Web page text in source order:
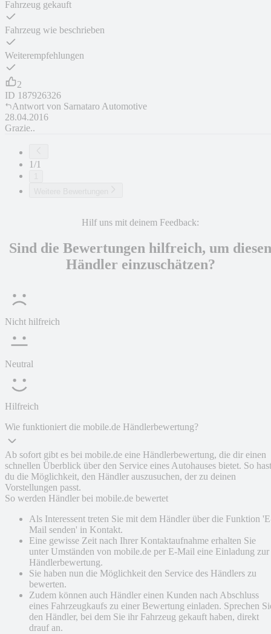
Fahrzeug gekauft
Fahrzeug wie beschrieben
Weiterempfehlungen
2
ID 187926326
Antwort von Sarnataro Automotive
28.04.2016
Grazie..
1/1
Hilf uns mit deinem Feedback:
Sind die Bewertungen hilfreich, um diesen
Händler einzuschätzen?
Nicht hilfreich
Neutral
Hilfreich
Wie funktioniert die mobile.de Händlerbewertung?
Ab sofort gibt es bei mobile.de eine Händlerbewertung, die dir einen
schnellen Überblick über den Service eines Autohauses bietet. So hast
du die Möglichkeit, den Händler auszusuchen, der zu deinen
Vorstellungen passt.
So werden Händler bei mobile.de bewertet
Als Interessent treten Sie mit dem Händler über die Funktion
Mail senden' in Kontakt.
Eine gewisse Zeit nach Ihrer Kontaktaufnahme erhalten Sie
unter Umständen von mobile.de per E-Mail eine Einladung zur
Händlerbewertung.
Sie haben nun die Möglichkeit den Service des Händlers zu
bewerten.
Zudem können auch Händler einen Kunden nach Abschluss
eines Fahrzeugkaufs zu einer Bewertung einladen. Sprechen
den Händler, bei dem Sie ihr Fahrzeug gekauft haben, direkt
drauf an.